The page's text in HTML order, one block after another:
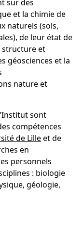
sur des
et la chimie de
naturels (sols,
de leur état de
structure et
géosciences et la
nature et
sont
compétences
de Lilleet de
en
personnels
: biologie
géologie,